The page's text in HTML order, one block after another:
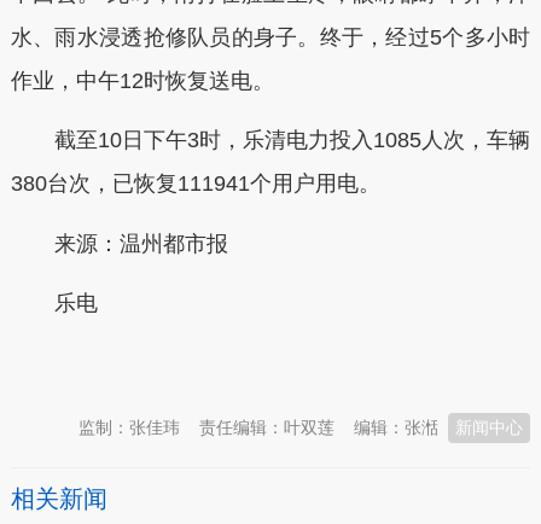
水、雨水浸透抢修队员的身子。终于，经过5个多小时
作业，中午12时恢复送电。
截至10日下午3时，乐清电力投入1085人次，车辆
380台次，已恢复111941个用户用电。
来源：温州都市报
乐电
新闻中心
编辑：张湉
责任编辑：叶双莲
监制：张佳玮
相关新闻